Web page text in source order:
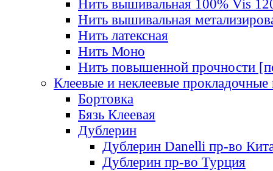
Нить вышивальная 100% Vis
Нить вышивальная
Нить латексная
Нить Моно
Нить повышенной прочности
Клеевые и неклеевые прокладочные
Бортовка
Бязь Клеевая
Дублерин
Дублерин Danelli пр-во
Дублерин пр-во Турция